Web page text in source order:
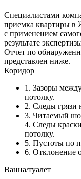
Специалистами
приемка квартиры в
с применением
результате
Отчет по
представлен ниже.
Коридор
1. Зазоры
потолку.
2. Следы грязи
3. Читаемый
4. Следы
потолку.
5. Пустоты по
6. Отклонение
Ванна/туалет